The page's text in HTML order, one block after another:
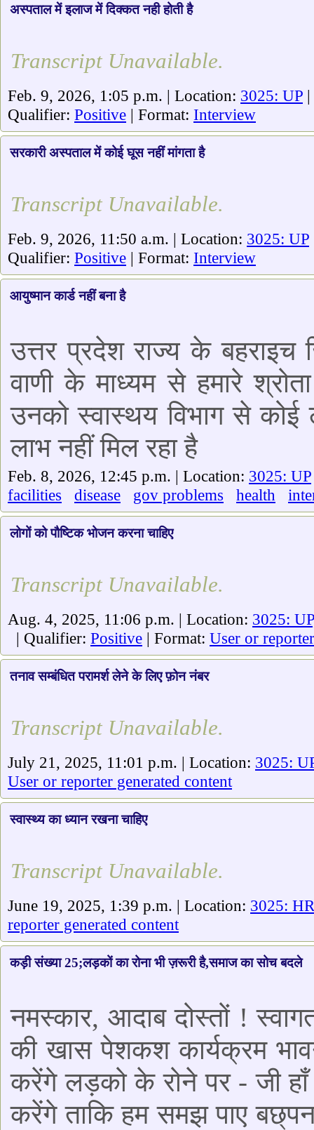
अस्पताल में इलाज में दिक्कत नही होती है
Transcript Unavailable.
Feb. 9, 2026, 1:05 p.m. | Location: 3025: UP
Qualifier: Positive | Format: Interview
सरकारी अस्पताल में कोई घूस नहीं मांगता है
Transcript Unavailable.
Feb. 9, 2026, 11:50 a.m. | Location: 3025: UP
Qualifier: Positive | Format: Interview
आयुष्मान कार्ड नहीं बना है
उत्तर प्रदेश राज्य के बहराइच
वाणी के माध्यम से हमारे
उनको स्वास्थय विभाग से
लाभ नहीं मिल रहा है
Feb. 8, 2026, 12:45 p.m. | Location: 3025: UP
facilities
disease gov problems health
लोगों को पौष्टिक भोजन करना चाहिए
Transcript Unavailable.
Aug. 4, 2025, 11:06 p.m. | Location: 3025:
| Qualifier: Positive | Format: User or
तनाव सम्बंधित परामर्श लेने के लिए फ़ोन नंबर
Transcript Unavailable.
July 21, 2025, 11:01 p.m. | Location: 3025:
User or reporter generated content
स्वास्थ्य का ध्यान रखना चाहिए
Transcript Unavailable.
June 19, 2025, 1:39 p.m. | Location: 3025: HR
reporter generated content
कड़ी संख्या 25;लड़कों का रोना भी ज़रूरी है,समाज का सोच बदले
नमस्कार, आदाब दोस्तों !
की खास पेशकश कार्यक्रम
करेंगे लड़को के रोने पर - जी
करेंगे ताकि हम समझ पाए